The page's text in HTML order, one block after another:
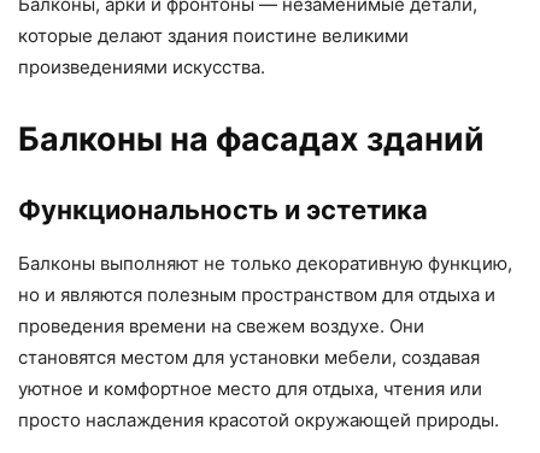
которые делают здания поистине великими
произведениями искусства.
Балконы на фасадах зданий
Функциональность и эстетика
Балконы выполняют не только декоративную функцию,
но и являются полезным пространством для отдыха и
проведения времени на свежем воздухе. Они
становятся местом для установки мебели, создавая
уютное и комфортное место для отдыха, чтения или
просто наслаждения красотой окружающей природы.